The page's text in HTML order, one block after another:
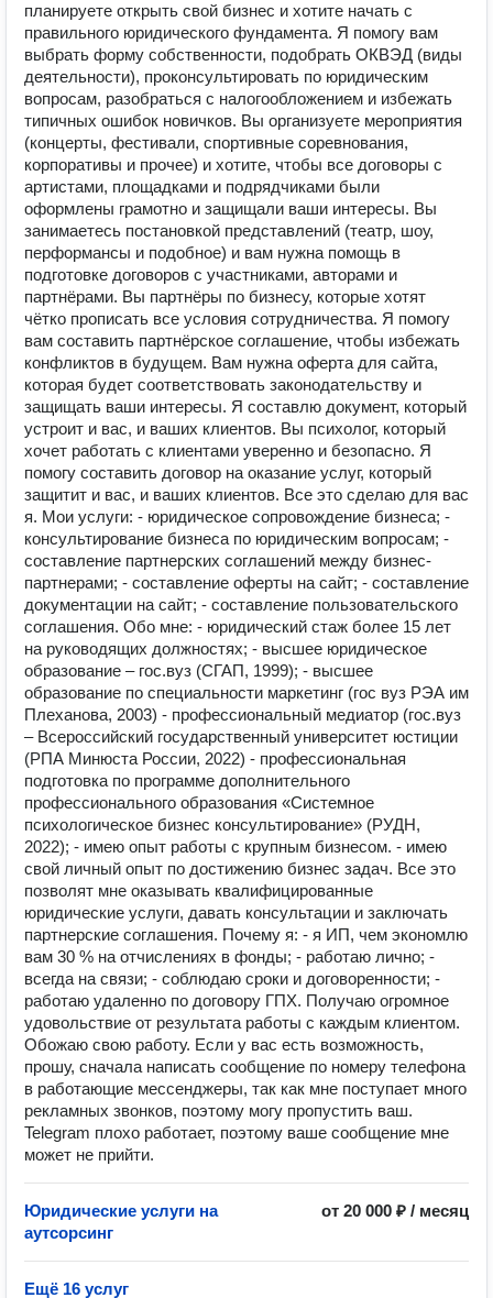
планируете открыть свой бизнес и хотите начать с
правильного юридического фундамента. Я помогу вам
выбрать форму собственности, подобрать ОКВЭД (виды
деятельности), проконсультировать по юридическим
вопросам, разобраться с налогообложением и избежать
типичных ошибок новичков. Вы организуете мероприятия
(концерты, фестивали, спортивные соревнования,
корпоративы и прочее) и хотите, чтобы все договоры с
артистами, площадками и подрядчиками были
оформлены грамотно и защищали ваши интересы. Вы
занимаетесь постановкой представлений (театр, шоу,
перформансы и подобное) и вам нужна помощь в
подготовке договоров с участниками, авторами и
партнёрами. Вы партнёры по бизнесу, которые хотят
чётко прописать все условия сотрудничества. Я помогу
вам составить партнёрское соглашение, чтобы избежать
конфликтов в будущем. Вам нужна оферта для сайта,
которая будет соответствовать законодательству и
защищать ваши интересы. Я составлю документ, который
устроит и вас, и ваших клиентов. Вы психолог, который
хочет работать с клиентами уверенно и безопасно. Я
помогу составить договор на оказание услуг, который
защитит и вас, и ваших клиентов. Все это сделаю для вас
я. Мои услуги: - юридическое сопровождение бизнеса; -
консультирование бизнеса по юридическим вопросам; -
составление партнерских соглашений между бизнес-
партнерами; - составление оферты на сайт; - составление
документации на сайт; - составление пользовательского
соглашения. Обо мне: - юридический стаж более 15 лет
на руководящих должностях; - высшее юридическое
образование – гос.вуз (СГАП, 1999); - высшее
образование по специальности маркетинг (гос вуз РЭА им
Плеханова, 2003) - профессиональный медиатор (гос.вуз
– Всероссийский государственный университет юстиции
(РПА Минюста России, 2022) - профессиональная
подготовка по программе дополнительного
профессионального образования «Системное
психологическое бизнес консультирование» (РУДН,
2022); - имею опыт работы с крупным бизнесом. - имею
свой личный опыт по достижению бизнес задач. Все это
позволят мне оказывать квалифицированные
юридические услуги, давать консультации и заключать
партнерские соглашения. Почему я: - я ИП, чем экономлю
вам 30 % на отчислениях в фонды; - работаю лично; -
всегда на связи; - соблюдаю сроки и договоренности; -
работаю удаленно по договору ГПХ. Получаю огромное
удовольствие от результата работы с каждым клиентом.
Обожаю свою работу. Если у вас есть возможность,
прошу, сначала написать сообщение по номеру телефона
в работающие мессенджеры, так как мне поступает много
рекламных звонков, поэтому могу пропустить ваш.
Telegram плохо работает, поэтому ваше сообщение мне
может не прийти.
Юридические услуги на
аутсорсинг
от 20 000 ₽ / месяц
Ещё 16 услуг